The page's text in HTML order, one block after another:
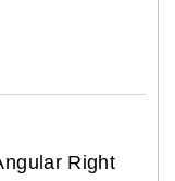
Right